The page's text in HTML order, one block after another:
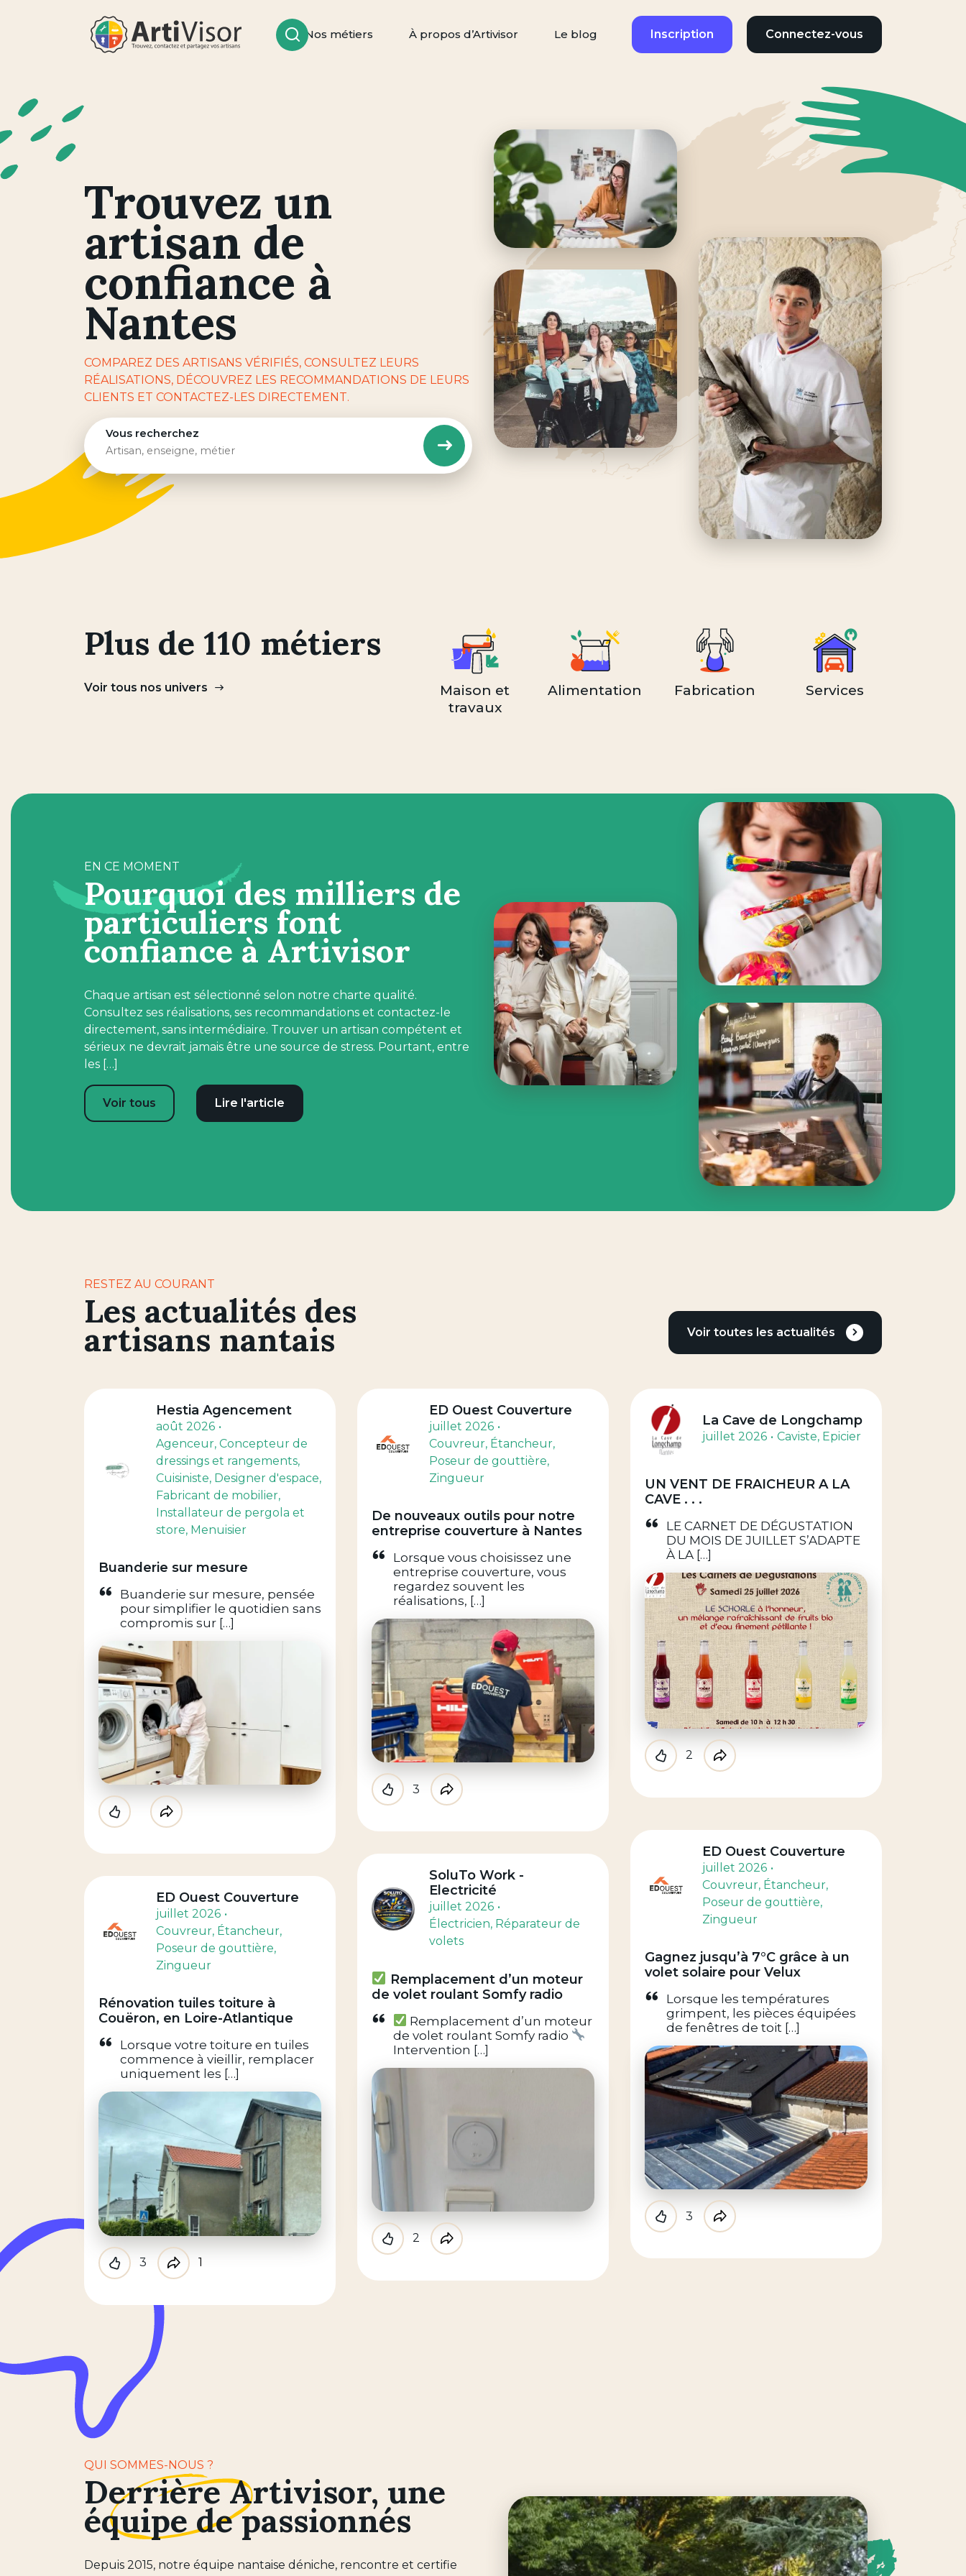
Nos métiers À propos d’Artivisor Le blog Inscription Connectez-vous
Rechercher un artisan
Rechercher
Trouvez un
artisan de
confiance à
Nantes
COMPAREZ DES ARTISANS VÉRIFIÉS, CONSULTEZ LEURS
RÉALISATIONS, DÉCOUVREZ LES RECOMMANDATIONS DE LEURS
CLIENTS ET CONTACTEZ-LES DIRECTEMENT.
Vous recherchez
Rechercher
Plus de 110 métiers
Voir tous nos univers
Maison et
travaux
Alimentation Fabrication Services
EN CE MOMENT
Pourquoi des milliers de
particuliers font
confiance à Artivisor
Chaque artisan est sélectionné selon notre charte qualité.
Consultez ses réalisations, ses recommandations et contactez-le
directement, sans intermédiaire. Trouver un artisan compétent et
sérieux ne devrait jamais être une source de stress. Pourtant, entre
les […]
Voir tous Lire l'article
RESTEZ AU COURANT
Les actualités des
artisans nantais Voir toutes les actualités
Hestia Agencement
août 2026
Agenceur, Concepteur de
dressings et rangements,
Cuisiniste, Designer d'espace,
Fabricant de mobilier,
Installateur de pergola et
store, Menuisier
Buanderie sur mesure
Buanderie sur mesure, pensée
pour simplifier le quotidien sans
compromis sur […]
Like Partager
ED Ouest Couverture
juillet 2026
Couvreur, Étancheur,
Poseur de gouttière,
Zingueur
De nouveaux outils pour notre
entreprise couverture à Nantes
Lorsque vous choisissez une
entreprise couverture, vous
regardez souvent les
réalisations, […]
Like
3
Partager
La Cave de Longchamp
juillet 2026 Caviste, Epicier
UN VENT DE FRAICHEUR A LA
CAVE . . .
LE CARNET DE DÉGUSTATION
DU MOIS DE JUILLET S’ADAPTE
À LA […]
Like
2
Partager
ED Ouest Couverture
juillet 2026
Couvreur, Étancheur,
Poseur de gouttière,
Zingueur
Gagnez jusqu’à 7°C grâce à un
volet solaire pour Velux
Lorsque les températures
grimpent, les pièces équipées
de fenêtres de toit […]
Like
3
Partager
SoluTo Work -
Electricité
juillet 2026
Électricien, Réparateur de
volets
Remplacement d’un moteur
de volet roulant Somfy radio
Remplacement d’un moteur
de volet roulant Somfy radio
Intervention […]
Like
2
Partager
ED Ouest Couverture
juillet 2026
Couvreur, Étancheur,
Poseur de gouttière,
Zingueur
Rénovation tuiles toiture à
Couëron, en Loire-Atlantique
Lorsque votre toiture en tuiles
commence à vieillir, remplacer
uniquement les […]
Like
3
Partager
1
QUI SOMMES-NOUS ?
Derrière Artivisor, une
équipe de passionnés
Depuis 2015, notre équipe nantaise déniche, rencontre et certifie